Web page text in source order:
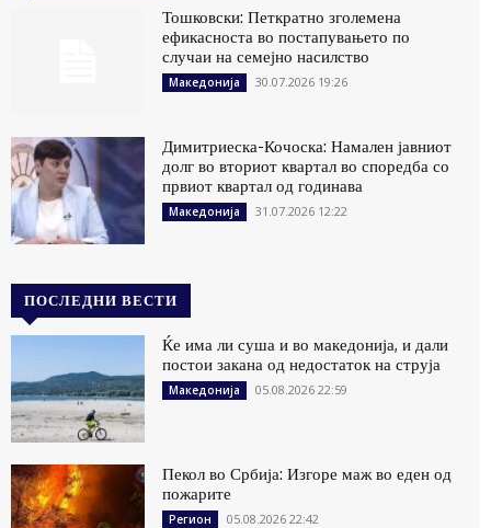
Тошковски: Петкратно зголемена
ефикасноста во постапувањето по
случаи на семејно насилство
Македонија 30.07.2026 19:26
Димитриеска-Кочоска: Намален јавниот
долг во вториот квартал во споредба со
првиот квартал од годинава
Македонија 31.07.2026 12:22
ПОСЛЕДНИ ВЕСТИ
Ќе има ли суша и во македонија, и дали
постои закана од недостаток на струја
Македонија 05.08.2026 22:59
Пекол во Србија: Изгоре маж во еден од
пожарите
Регион 05.08.2026 22:42